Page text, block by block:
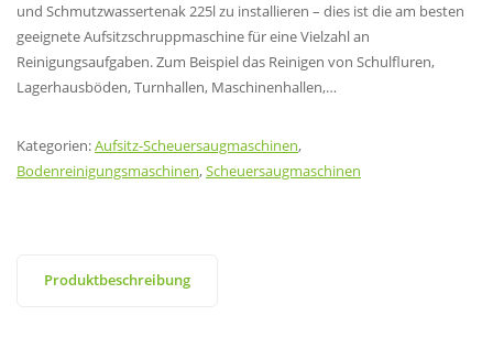
und Schmutzwassertenak 225l zu installieren – dies ist die am besten
geeignete Aufsitzschruppmaschine für eine Vielzahl an
Reinigungsaufgaben. Zum Beispiel das Reinigen von Schulfluren,
Lagerhausböden, Turnhallen, Maschinenhallen,…
Kategorien:Aufsitz-Scheuersaugmaschinen,
Bodenreinigungsmaschinen,Scheuersaugmaschinen
Produktbeschreibung